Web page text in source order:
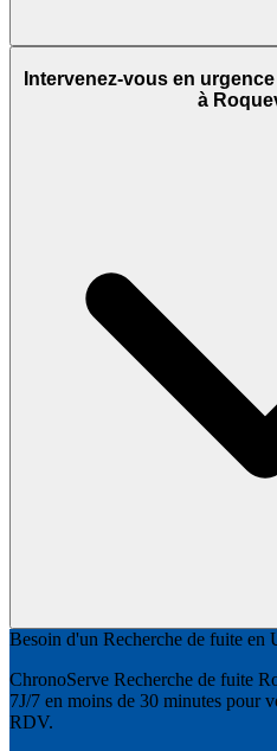
Intervenez-vous en
à
Besoin d'un Recherche de fuite en
ChronoServe Recherche de fuite
7J/7 en moins de 30 minutes pour
RDV.